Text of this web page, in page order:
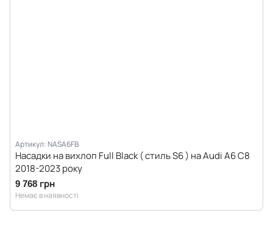
Артикул: NASA6FB
Насадки на вихлоп Full Black ( стиль S6 ) на Audi A6 C8
2018-2023 року
9 768 грн
Немає в наявності